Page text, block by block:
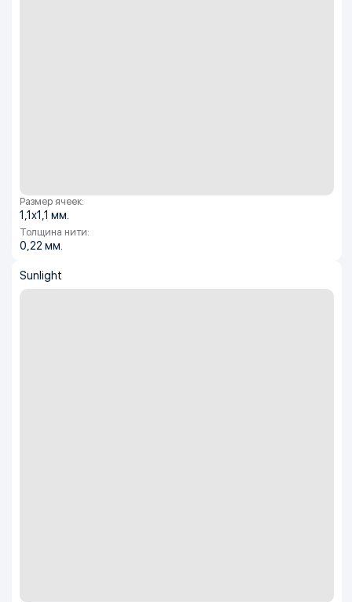
Размер ячеек:
1,1х1,1 мм.
Толщина нити:
0,22 мм.
Sunlight